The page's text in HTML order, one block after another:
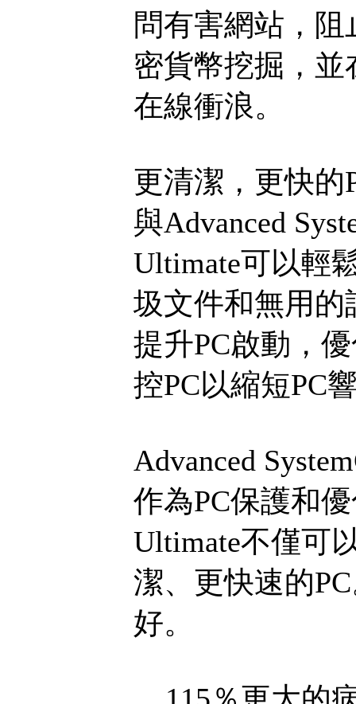
問有害網站，
密貨幣挖掘，
在線衝浪。
更清潔，更快的
與Advanced
Ultimate可以輕
圾文件和無用
提升PC啟動，
控PC以縮短PC
Advanced
作為PC保護和
Ultimate不僅可
潔、更快速的
好。